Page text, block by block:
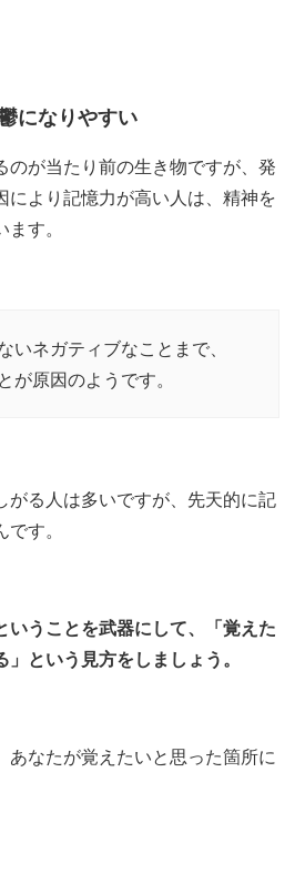
になりやすい
のが当たり前の生き物ですが、発
により記憶力が高い人は、精神を
す。
いネガティブなことまで、
が原因のようです。
がる人は多いですが、先天的に記
す。
いうことを武器にして、「覚えた
という見方をしましょう。
あなたが覚えたいと思った箇所に